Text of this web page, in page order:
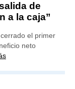
de
a la caja”
el primer
neto